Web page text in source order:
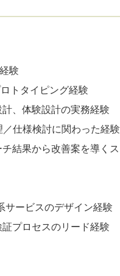
験
トタイピング経験
、体験設計の実務経験
／仕様検討に関わった経験
結果から改善案を導く
サービスのデザイン経験
プロセスのリード経験